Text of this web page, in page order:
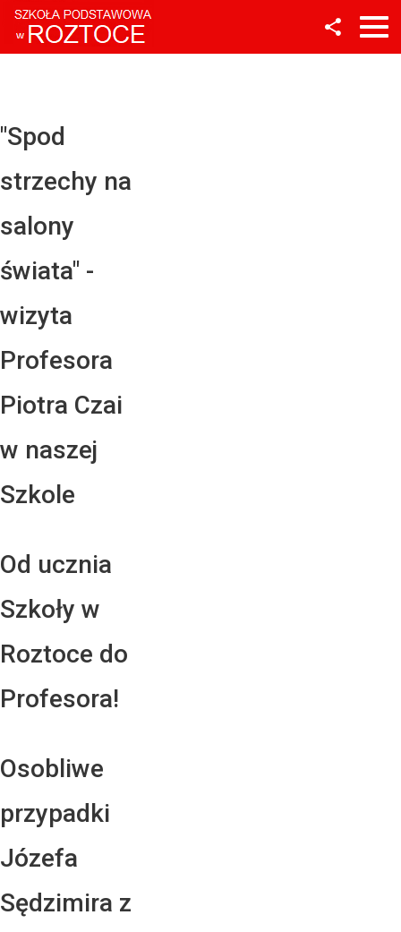
"Spod
strzechy na
salony
świata" -
wizyta
Profesora
Piotra Czai
w naszej
Szkole
Od ucznia
Szkoły w
Roztoce do
Profesora!
Osobliwe
przypadki
Józefa
Sędzimira z